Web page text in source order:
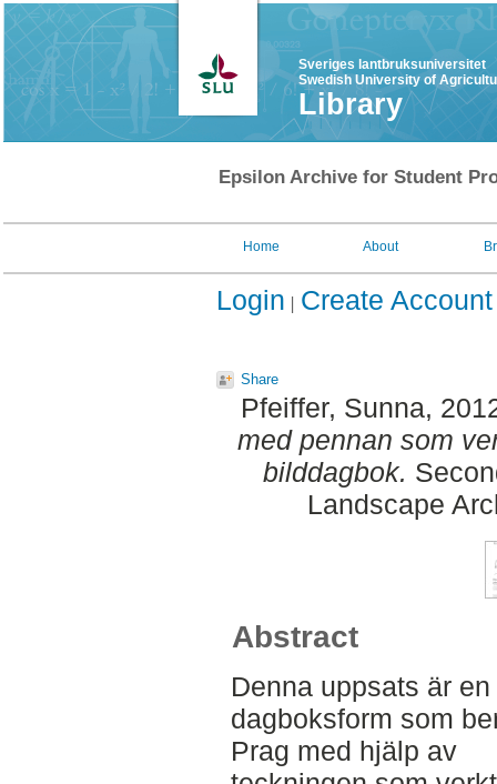
Sveriges lantbruksuniversitet
Swedish University of
Library
Epsilon Archive for Student
Home About
Login Create Account
Share
Pfeiffer, Sunna,
med pennan som
bilddagbok.
Landscape
Abstract
Denna uppsats är
dagboksform som
Prag med hjälp av